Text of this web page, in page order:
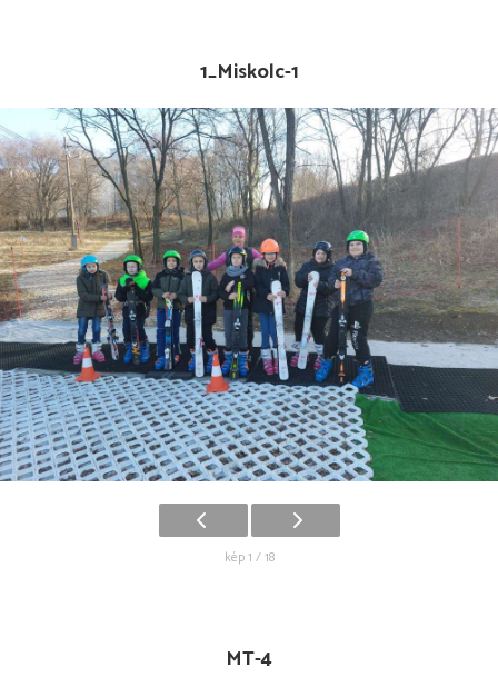
1_Miskolc-1
kép 1 / 18
MT-4